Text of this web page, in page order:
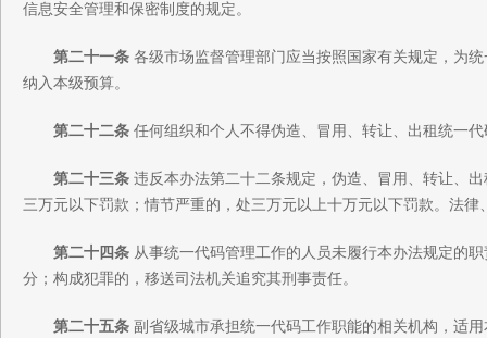
信息安全管理和保密制度的规定。
第二十一条 各级市场监督管理部门应当按照国家有关规定，为
纳入本级预算。
第二十二条 任何组织和个人不得伪造、冒用、转让、出租统一代
第二十三条 违反本办法第二十二条规定，伪造、冒用、转让、
三万元以下罚款；情节严重的，处三万元以上十万元以下罚款。法
第二十四条 从事统一代码管理工作的人员未履行本办法规定的
分；构成犯罪的，移送司法机关追究其刑事责任。
第二十五条 副省级城市承担统一代码工作职能的相关机构，适